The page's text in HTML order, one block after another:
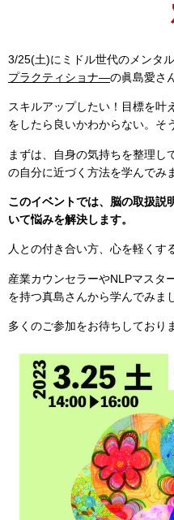
3/25(土)にミドル世代のメンタ
プラクティショナ―の眞島愛さ
スキルアップしたい！目標を叶
をしたら良いかわからない。そ
まずは、自身の気持ちを整理し
の自分に近づく方法を学んでみ
このイベントでは、脳の取扱説
いて悩みを解決します。
人との付き合い方、心を軽くす
産業カウンセラーやNLPマスタ
を持つ真島さんから学んでみま
多くのご参加をお待ちしており